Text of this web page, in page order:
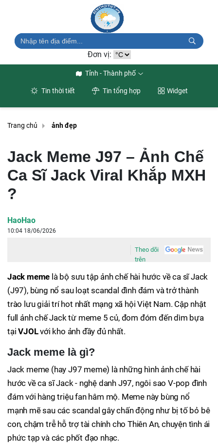
Đơn vị:
Tỉnh - Thành phố
Tin thời tiết Tin tổng hợp Widget
Trang chủ ảnh đẹp
Jack Meme J97 – Ảnh Chế
Ca Sĩ Jack Viral Khắp MXH
?
HaoHao
10:04 18/06/2026
Theo dõi
trên
Jack meme là bộ sưu tập ảnh chế hài hước về ca sĩ Jack
(J97), bùng nổ sau loạt scandal đình đám và trở thành
trào lưu giải trí hot nhất mạng xã hội Việt Nam. Cập nhật
full ảnh chế Jack từ meme 5 củ, đom đóm đến dìm bựa
tạiVJOLvới kho ảnh đầy đủ nhất.
Jack meme là gì?
Jack meme (hay J97 meme) là những hình ảnh chế hài
hước về ca sĩ Jack - nghệ danh J97, ngôi sao V-pop đình
đám với hàng triệu fan hâm mộ. Meme này bùng nổ
mạnh mẽ sau các scandal gây chấn động như bị tố bỏ bê
con, chậm trễ hỗ trợ tài chính cho Thiên An, chuyện tình ái
phức tạp và các phốt đạo nhạc.